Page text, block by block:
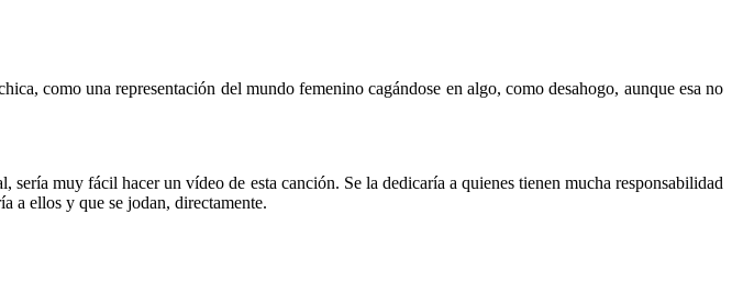
como una representación del mundo femenino cagándose en algo, como desahogo, aunque esa no
muy fácil hacer un vídeo de esta canción. Se la dedicaría a quienes tienen mucha responsabilidad
a ellos y que se jodan, directamente.